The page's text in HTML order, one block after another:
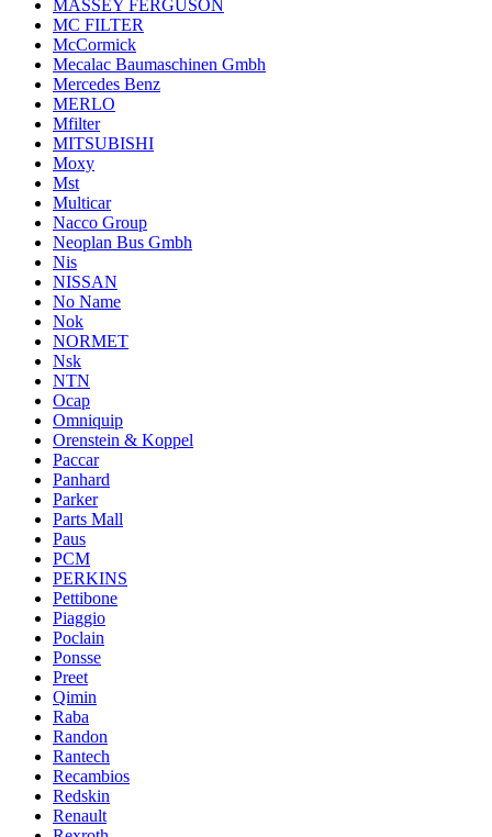
MASSEY FERGUSON
MC FILTER
McCormick
Mecalac Baumaschinen Gmbh
Mercedes Benz
MERLO
Mfilter
MITSUBISHI
Moxy
Mst
Multicar
Nacco Group
Neoplan Bus Gmbh
Nis
NISSAN
No Name
Nok
NORMET
Nsk
NTN
Ocap
Omniquip
Orenstein & Koppel
Paccar
Panhard
Parker
Parts Mall
Paus
PCM
PERKINS
Pettibone
Piaggio
Poclain
Ponsse
Preet
Qimin
Raba
Randon
Rantech
Recambios
Redskin
Renault